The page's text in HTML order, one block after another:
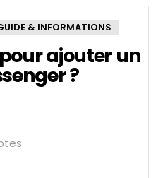
& INFORMATIONS
ajouter un
?